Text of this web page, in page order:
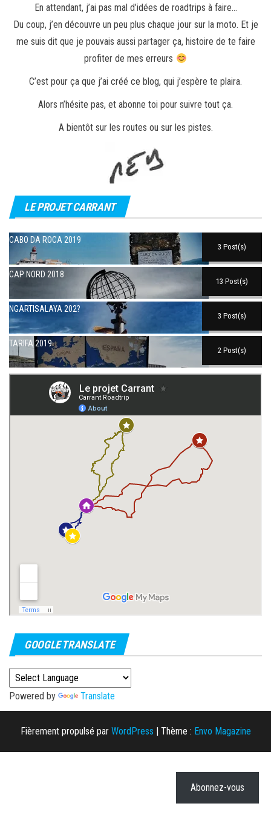
En attendant, j’ai pas mal d’idées de roadtrips à faire…
Du coup, j’en découvre un peu plus chaque jour sur la moto. Et je
me suis dit que je pouvais aussi partager ça, histoire de te faire
profiter de mes erreurs
C’est pour ça que j’ai créé ce blog, qui j’espère te plaira.
Alors n’hésite pas, et abonne toi pour suivre tout ça.
A bientôt sur les routes ou sur les pistes.
LE PROJET CARRANT
CABO DA ROCA 2019
3 Post(s)
CAP NORD 2018
13 Post(s)
NGARTISALAYA 202?
3 Post(s)
TARIFA 2019
2 Post(s)
GOOGLE TRANSLATE
Powered by Translate
Fièrement propulsé par WordPress | Thème : Envo Magazine
Abonnez-vous